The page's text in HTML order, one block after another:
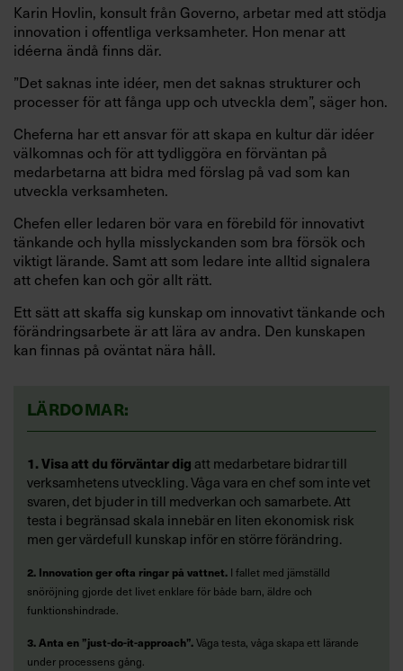
Karin Hovlin, konsult från Governo, arbetar med att stödja
innovation i offentliga verksamheter. Hon menar att
idéerna ändå finns där.
”Det saknas inte idéer, men det saknas strukturer och
processer för att fånga upp och utveckla dem”, säger hon.
Cheferna har ett ansvar för att skapa en kultur där idéer
välkomnas och för att tydliggöra en förväntan på
medarbetarna att bidra med förslag på vad som kan
utveckla verksamheten.
Chefen eller ledaren bör vara en förebild för innovativt
tänkande och hylla misslyckanden som bra försök och
viktigt lärande. Samt att som ledare inte alltid signalera
att chefen kan och gör allt rätt.
Ett sätt att skaffa sig kunskap om innovativt tänkande och
förändringsarbete är att lära av andra. Den kunskapen
kan finnas på oväntat nära håll.
LÄRDOMAR:
1. Visa att du förväntar digatt medarbetare bidrar till
verksamhetens utveckling. Våga vara en chef som inte vet
svaren, det bjuder in till medverkan och samarbete. Att
testa i begränsad skala innebär en liten ekonomisk risk
men ger värdefull kunskap inför en större förändring.
2. Innovation ger ofta ringar på vattnet. I fallet med jämställd
snöröjning gjorde det livet enklare för både barn, äldre och
funktionshindrade.
3. Anta en ”just-do-it-approach”.Våga testa, våga skapa ett lärande
under processens gång.